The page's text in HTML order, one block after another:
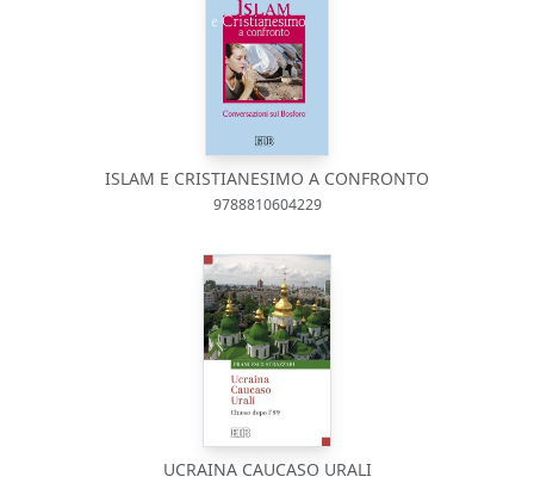
ISLAM E CRISTIANESIMO A CONFRONTO
9788810604229
UCRAINA CAUCASO URALI